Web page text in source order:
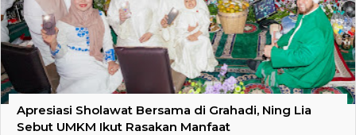
Apresiasi Sholawat Bersama di Grahadi, Ning Lia
Sebut UMKM Ikut Rasakan Manfaat